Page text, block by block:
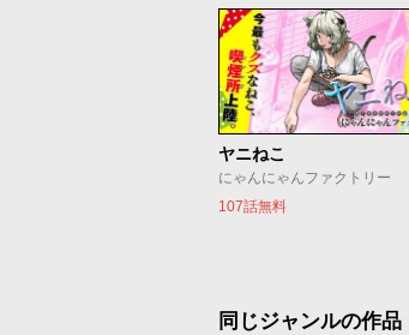
ヤニねこ
にゃんにゃんファクトリー
107話無料
同じジャンルの作品